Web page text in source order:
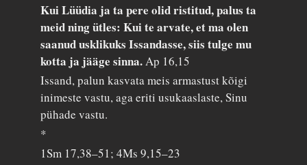
Kui Lüüdia ja ta pere olid ristitud, palus ta
meid ning ütles: Kui te arvate, et ma olen
saanud usklikuks Issandasse, siis tulge mu
kotta ja jääge sinna.Ap 16,15
Issand, palun kasvata meis armastust kõigi
inimeste vastu, aga eriti usukaaslaste, Sinu
pühade vastu.
*
1Sm 17,38–51; 4Ms 9,15–23